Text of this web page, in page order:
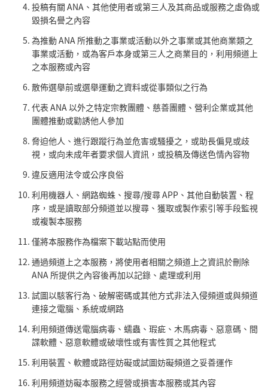
投稿有關 ANA、其他使用者或第三人及其商品或服務之虛偽或
毀損名譽之內容
為推動 ANA 所推動之事業或活動以外之事業或其他商業類之
事業或活動，或為客戶本身或第三人之商業目的，利用頻道上
之本服務或內容
散佈選舉前或選舉運動之資料或從事類似之行為
代表 ANA 以外之特定宗教團體、慈善團體、營利企業或其他
團體推動或勸誘他人參加
脅迫他人、進行跟蹤行為並危害或騷擾之，或助長偏見或歧
視，或向未成年者要求個人資訊，或投稿及傳送色情內容物
違反適用法令或公序良俗
利用機器人、網路蜘蛛、搜尋/搜尋 APP、其他自動裝置、程
序，或是讀取部分頻道並以搜尋、獲取或製作索引等手段監視
或複製本服務
僅將本服務作為檔案下載站點而使用
通過頻道上之本服務，將使用者相關之頻道上之資訊於刪除
ANA 所提供之內容後再加以記錄、處理或利用
試圖以駭客行為、破解密碼或其他方式非法入侵頻道或與頻道
連接之電腦、系統或網路
利用頻道傳送電腦病毒、蠕蟲、瑕疵、木馬病毒、惡意碼、間
諜軟體、惡意軟體或破壞性或有害性質之其他程式
利用裝置、軟體或路徑妨礙或試圖妨礙頻道之妥善運作
利用頻道妨礙本服務之經營或損害本服務或其內容